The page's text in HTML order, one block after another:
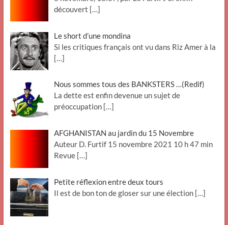
découvert […]
Le short d’une mondina
Si les critiques français ont vu dans Riz Amer à la
[…]
Nous sommes tous des BANKSTERS …(Redif)
La dette est enfin devenue un sujet de
préoccupation […]
AFGHANISTAN au jardin du 15 Novembre
Auteur D. Furtif 15 novembre 2021 10 h 47 min
Revue […]
Petite réflexion entre deux tours
Il est de bon ton de gloser sur une élection […]